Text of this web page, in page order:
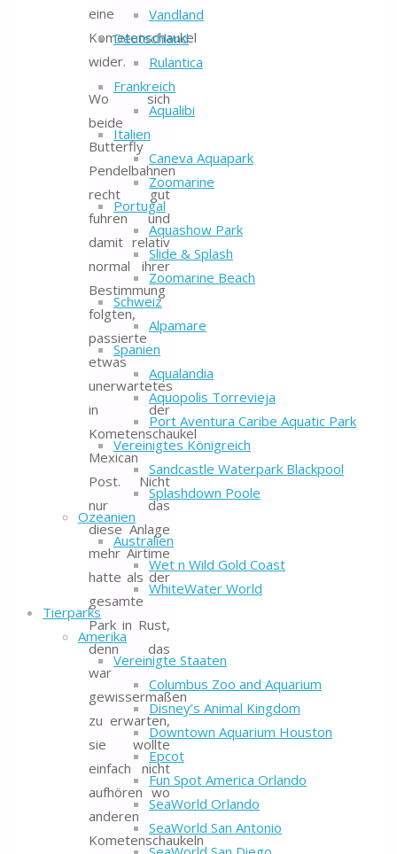
Vandland
Deutschland
Rulantica
Frankreich
Aqualibi
Italien
Caneva Aquapark
Zoomarine
Portugal
Aquashow Park
Slide & Splash
Zoomarine Beach
Schweiz
Alpamare
Spanien
Aqualandia
Aquopolis Torrevieja
Port Aventura Caribe Aquatic Park
Vereinigtes Königreich
Sandcastle Waterpark Blackpool
Splashdown Poole
Ozeanien
Australien
Wet n Wild Gold Coast
WhiteWater World
Tierparks
Amerika
Vereinigte Staaten
Columbus Zoo and Aquarium
Disney’s Animal Kingdom
Downtown Aquarium Houston
Epcot
Fun Spot America Orlando
SeaWorld Orlando
SeaWorld San Antonio
eine
Kometenschaukel
wider.
Wo sich
beide
Butterfly
Pendelbahnen
recht gut
fuhren und
damit relativ
normal ihrer
Bestimmung
folgten,
passierte
etwas
unerwartetes
in der
Kometenschaukel
Mexican
Post. Nicht
nur das
diese Anlage
mehr Airtime
hatte als der
gesamte
Park in Rust,
denn das
war
gewissermaßen
zu erwarten,
sie wollte
einfach nicht
aufhören wo
anderen
Kometenschaukeln